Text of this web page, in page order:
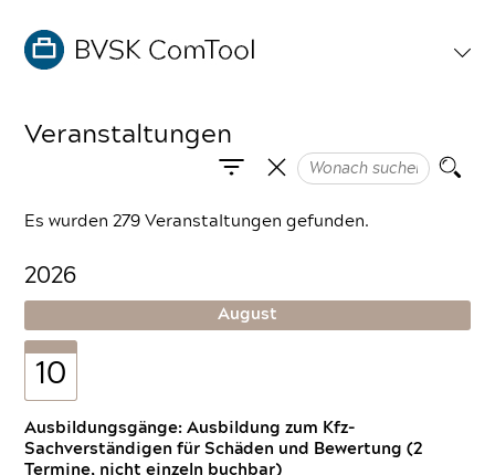
Veranstaltungen
Es wurden 279 Veranstaltungen gefunden.
2026
August
10
Ausbildungsgänge: Ausbildung zum Kfz-
Sachverständigen für Schäden und Bewertung (2
Termine, nicht einzeln buchbar)